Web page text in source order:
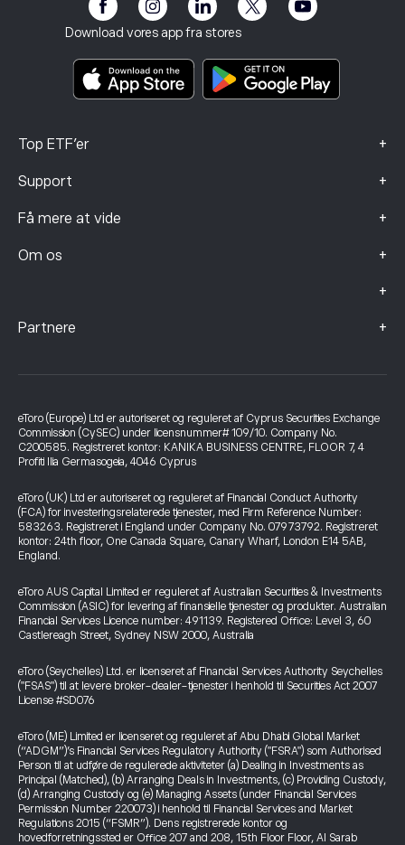
Download vores app fra stores
Top ETF'er +
Support +
Få mere at vide +
Om os +
Impressum
+
Vilkår og betingelser
Nøgleinformationsdokumenter
Data om klager (FCA-kunder)
Partnere +
Investeringsforsikring
eToro (Europe) Ltd er autoriseret og reguleret af Cyprus Securities Exchange
Commission (CySEC) under licensnummer# 109/10. Company No.
C200585. Registreret kontor: KANIKA BUSINESS CENTRE, FLOOR 7, 4
Profiti Ilia Germasogeia, 4046 Cyprus
eToro (UK) Ltd er autoriseret og reguleret af Financial Conduct Authority
(FCA) for investeringsrelaterede tjenester, med Firm Reference Number:
583263. Registreret i England under Company No. 07973792. Registreret
kontor: 24th floor, One Canada Square, Canary Wharf, London E14 5AB,
England.
eToro AUS Capital Limited er reguleret af Australian Securities & Investments
Commission (ASIC) for levering af finansielle tjenester og produkter. Australian
Financial Services Licence number: 491139. Registered Office: Level 3, 60
Castlereagh Street, Sydney NSW 2000, Australia
eToro (Seychelles) Ltd. er licenseret af Financial Services Authority Seychelles
("FSAS") til at levere broker-dealer-tjenester i henhold til Securities Act 2007
License #SD076
eToro (ME) Limited er licenseret og reguleret af Abu Dhabi Global Market
(“ADGM”)’s Financial Services Regulatory Authority ("FSRA") som Authorised
Person til at udføre de regulerede aktiviteter (a) Dealing in Investments as
Principal (Matched), (b) Arranging Deals in Investments, (c) Providing Custody,
(d) Arranging Custody og (e) Managing Assets (under Financial Services
Permission Number 220073) i henhold til Financial Services and Market
Regulations 2015 (“FSMR”). Dens registrerede kontor og
hovedforretningssted er Office 207 and 208, 15th Floor Floor, Al Sarab